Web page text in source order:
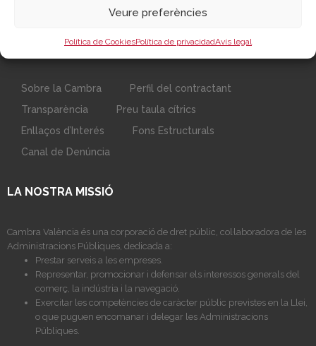
Veure preferències
Política de CookiesPolítica de privacidadAvís legal
Sobre la Cambra
Perfil del contractant
Transparència
Preu taula cítrics
Enllaços d’Interés
Fons Estructurals
Canal de Denúncia
LA NOSTRA MISSIÓ
Cambra València és una corporació de dret públic, col·laboradora de les
Administracions Públiques, dedicada a:
Prestar serveis a les empreses.
Representar, promocionar i defensar els interessos generals del
comerç, la indústria i la navegació.
Exercitar les competències de caràcter públic previstes en la Llei,
o que puguen encomanar i delegar les Administracions
Públiques.